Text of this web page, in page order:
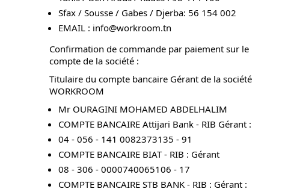
Sfax / Sousse / Gabes / Djerba: 56 154 002
EMAIL : info@workroom.tn
Confirmation de commande par paiement sur le
compte de la société :
Titulaire du compte bancaire Gérant de la société
WORKROOM
Mr OURAGINI MOHAMED ABDELHALIM
COMPTE BANCAIRE Attijari Bank - RIB Gérant :
04 - 056 - 141 0082373135 - 91
COMPTE BANCAIRE BIAT - RIB : Gérant
08 - 306 - 0000740065106 - 17
COMPTE BANCAIRE STB BANK - RIB : Gérant :